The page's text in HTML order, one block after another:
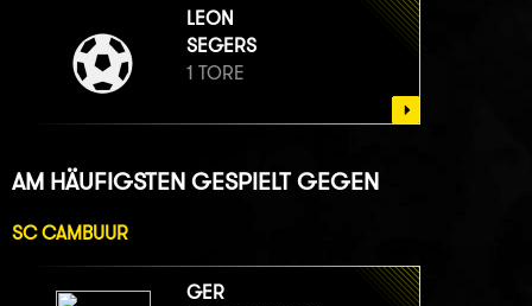
LEON
SEGERS
1 TORE
AM HÄUFIGSTEN GESPIELT GEGEN
SC CAMBUUR
GER